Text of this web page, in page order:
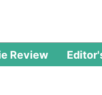
Review